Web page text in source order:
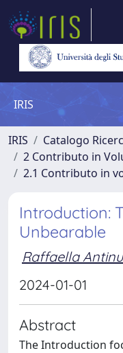
IRIS
IRIS
Catalogo
2 Contributo in
2.1 Contributo in
Introduction:
Unbearable
Raffaella
2024-01-01
Abstract
The Introduction